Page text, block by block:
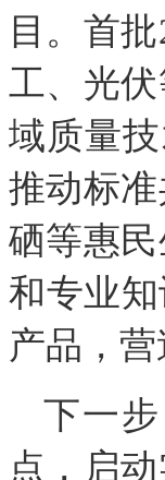
目。首
工、光
域质量
推动标
硒等惠
和专业
产品，
下一
点，启